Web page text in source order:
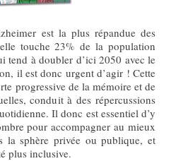
touche 23% de la population
tend à doubler d’ici 2050 avec le
il est donc urgent d’agir ! Cette
progressive de la mémoire et de
conduit à des répercussions
Il donc est essentiel d’y
pour accompagner au mieux
la sphère privée ou publique, et
plus inclusive.